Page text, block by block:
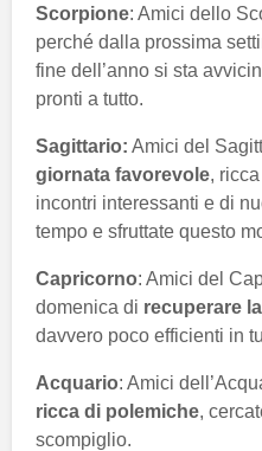
Scorpione: Amici dello
perché dalla prossima
fine dell’anno si sta
pronti a tutto.
Sagittario: Amici del
giornata favorevole,
incontri interessanti e di
tempo e sfruttate questo
Capricorno: Amici del
domenica di recuperare
davvero poco efficienti in
Acquario: Amici
ricca di polemiche,
scompiglio.